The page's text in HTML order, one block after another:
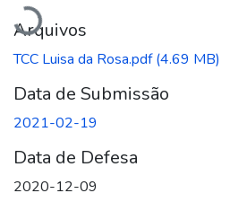
Arquivos
TCC Luisa da Rosa.pdf(4.69 MB)
Data de Submissão
2021-02-19
Data de Defesa
2020-12-09